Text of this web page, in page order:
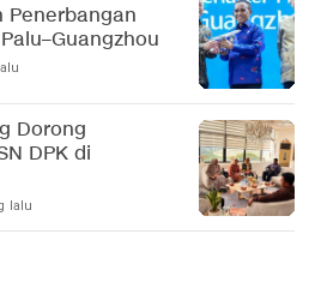
Penerbangan
Dorong
DPK di
lalu